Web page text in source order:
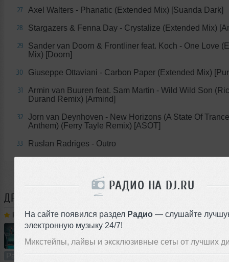
РАДИО НА DJ.RU
На сайте появился раздел Радио — слушайте
электронную музыку 24/7!
Микстейпы, лайвы и эксклюзивные сеты от лучших
27 Axel Walters - Phanatic (Extended Mix) [Suanda Dark]
28 Stargazers & Fenna Day - Crystalize (Extended Mix)
29
Sander van Doorn & Frontliner feat. Koch - One Love
Mix) [Doorn]
30 Giuseppe Ottaviani - Carbon Paper (Extended Mix)
31
Armin van Buuren feat. Sam Martin - Wild Wild Son
Durand Remix) [Armind]
32
Jorn van Deynhoven - New Horizons (A State Of
Anthem) (Ferry Tayle Remix) [ASOT]
33 Ruslan Radriges - Outro
ДРУГИЕ ТРЕКИ RUSLAN RADRIGES
Ruslan Radriges ➝Make Some Trance 302(Radio_Show)
60:00 644 раза 50 138 MB, 320
Радио-шоу